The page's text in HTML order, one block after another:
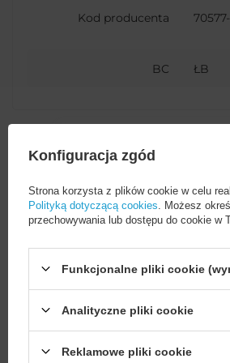
Kod producenta
BC ŁB
Potrzebujesz pomocy?
Zadaj pytanie a my
odpowiemy niezwłocznie,
odpowiedzi publikując dla
innych.
Wystarczy założyć konto
Konfiguracja zgód
Strona korzysta z plików cookie w celu
Polityką dotyczącą cookies . Możesz
przechowywania lub dostępu do cookie w
Funkcjonalne pliki cookie
Analityczne pliki cookie
Reklamowe pliki cookie